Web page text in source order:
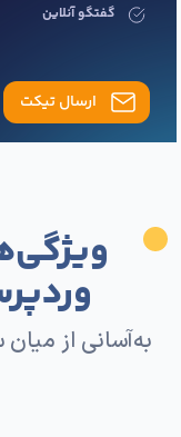
گفتگو آنلاین
ارسال تیکت
به‌آسانی از